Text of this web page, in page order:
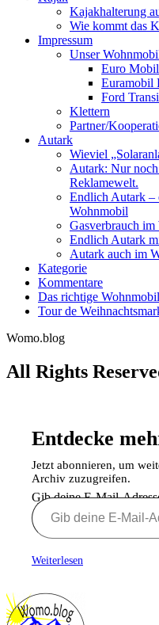
Kajakhalterung
Wie kommt das
Impressum
Unser
Euro
Euramobil
Ford
Klettern
Partner/
Autark
Wieviel
Autark: Nur
Reklamewelt.
Endlich Autark –
Wohnmobil
Gasverbrauch
Endlich Autark
Autark auch im
Kategorie
Kommentare
Das richtige Wohnmobil
Tour de
Womo.blog
All Rights
Entdecke
Jetzt abonnieren, um
Archiv zuzugreifen.
Gib deine E-Mail-
Weiterlesen